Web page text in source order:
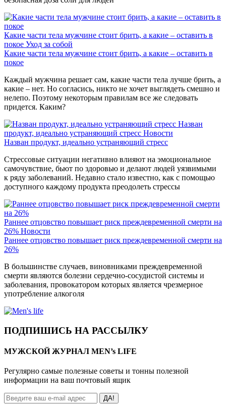
Какие части тела мужчине стоит брить, а какие – оставить в
покое Уход за собой
Какие части тела мужчине стоит брить, а какие – оставить в
покое
Каждый мужчина решает сам, какие части тела лучше брить, а
какие – нет. Но согласись, никто не хочет выглядеть смешно и
нелепо. Поэтому некоторым правилам все же следовать
придется. Каким?
Назван
продукт, идеально устраняющий стресс Новости
Назван продукт, идеально устраняющий стресс
Стрессовые ситуации негативно влияют на эмоциональное
самочувствие, бьют по здоровью и делают людей уязвимыми
к ряду заболеваний. Недавно стало известно, как с помощью
доступного каждому продукта преодолеть стрессы
Раннее отцовство повышает риск преждевременной смерти на
26% Новости
Раннее отцовство повышает риск преждевременной смерти на
26%
В большинстве случаев, виновниками преждевременной
смерти являются болезни сердечно-сосудистой системы и
заболевания, провокатором которых является чрезмерное
употребление алкоголя
ПОДПИШИСЬ НА РАССЫЛКУ
МУЖСКОЙ ЖУРНАЛ MEN’s LIFE
Регулярно самые полезные советы и тонны полезной
информации на ваш почтовый ящик
ДА!